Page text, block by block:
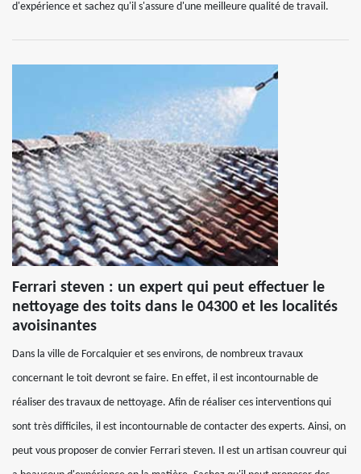
d'expérience et sachez qu'il s'assure d'une meilleure qualité de travail.
Ferrari steven : un expert qui peut effectuer le
nettoyage des toits dans le 04300 et les localités
avoisinantes
Dans la ville de Forcalquier et ses environs, de nombreux travaux
concernant le toit devront se faire. En effet, il est incontournable de
réaliser des travaux de nettoyage. Afin de réaliser ces interventions qui
sont très difficiles, il est incontournable de contacter des experts. Ainsi, on
peut vous proposer de convier Ferrari steven. Il est un artisan couvreur qui